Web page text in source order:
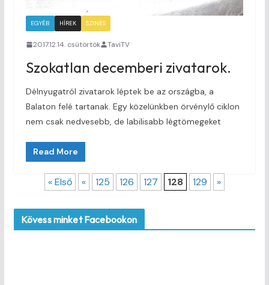
EGYÉB HÍREK SZINES
2017.12.14. csütörtök TaviTV
Szokatlan decemberi zivatarok.
Délnyugatról zivatarok léptek be az országba, a
Balaton felé tartanak. Egy közelünkben örvénylő ciklon
nem csak nedvesebb, de labilisabb légtömegeket
Read More
« Első « 125 126 127 128 129 »
Kövess minket Facebookon